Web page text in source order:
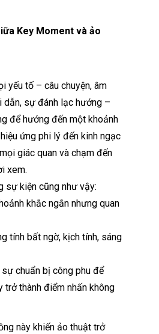
Key Moment và ảo
yếu tố – câu chuyện, âm
dẫn, sự đánh lạc hướng –
để hướng đến một khoảnh
ứng phi lý đến kinh ngạc
giác quan và chạm đến
xem.
sự kiện cũng như vậy:
khắc ngắn nhưng quan
tính bất ngờ, kịch tính, sáng
chuẩn bị công phu để
trở thành điểm nhấn không
này khiến ảo thuật trở